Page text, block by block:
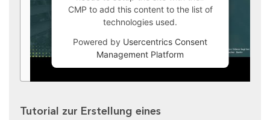
CMP to add this content to the list of
technologies used.
Powered by Usercentrics Consent
Management Platform
Tutorial zur Erstellung eines